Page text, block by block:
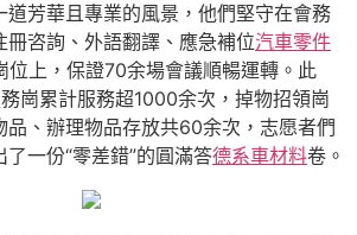
道芳華且專業的風景，他們堅守在會務
冊咨詢、外語翻譯、應急補位汽車零件
位上，保證70余場會議順暢運轉。此
崗累計服務超1000余次，掉物招領崗
品、辦理物品存放共60余次，志愿者們
一份“零差錯”的圓滿答德系車材料卷。